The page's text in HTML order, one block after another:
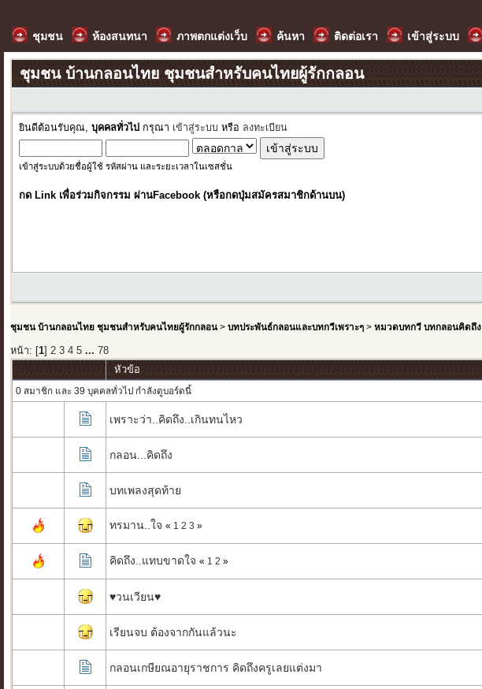
ชุมชน ห้องสนทนา ภาพตกแต่งเว็บ ค้นหา ติดต่อเรา เข้าสู่ระบบ
ชุมชน บ้านกลอนไทย ชุมชนสำหรับคนไทยผู้รักกลอน
ยินดีต้อนรับคุณ,บุคคลทั่วไป กรุณา เข้าสู่ระบบ หรือ ลงทะเบียน
เข้าสู่ระบบด้วยชื่อผู้ใช้ รหัสผ่าน และระยะเวลาในเซสชั่น
กด Link เพื่อร่วมกิจกรรม ผ่านFacebook (หรือกดปุ่มสมัครสมาชิกด้านบน)
ชุมชน บ้านกลอนไทย ชุมชนสำหรับคนไทยผู้รักกลอน >บทประพันธ์กลอนและบทกวีเพราะๆ >หมวดบทกวี บทกลอนคิดถึง
หน้า: [1 ]2 3 4 5 ... 78
หัวข้อ
0 สมาชิก และ 39 บุคคลทั่วไป กำลังดูบอร์ดนี้
เพราะว่า..คิดถึง..เกินทนไหว
กลอน...คิดถึง
บทเพลงสุดท้าย
ทรมาน..ใจ « 1 2 3 »
คิดถึง..แทบขาดใจ « 1 2 »
♥วนเวียน♥
เรียนจบ ต้องจากกันแล้วนะ
กลอนเกษียณอายุราชการ คิดถึงครูเลยแต่งมา